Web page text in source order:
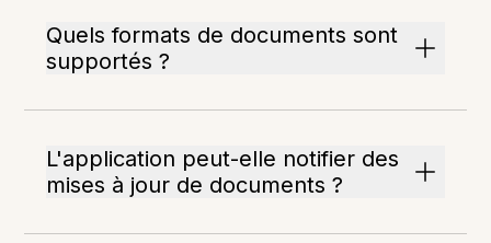
Quels formats de documents sont
supportés ?
L'application peut-elle notifier des
mises à jour de documents ?